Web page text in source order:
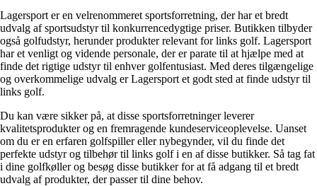
Lagersport er en velrenommeret sportsforretning, der har et bredt
udvalg af sportsudstyr til konkurrencedygtige priser. Butikken tilbyder
også golfudstyr, herunder produkter relevant for links golf. Lagersport
har et venligt og vidende personale, der er parate til at hjælpe med at
finde det rigtige udstyr til enhver golfentusiast. Med deres tilgængelige
og overkommelige udvalg er Lagersport et godt sted at finde udstyr til
links golf.
Du kan være sikker på, at disse sportsforretninger leverer
kvalitetsprodukter og en fremragende kundeserviceoplevelse. Uanset
om du er en erfaren golfspiller eller nybegynder, vil du finde det
perfekte udstyr og tilbehør til links golf i en af disse butikker. Så tag fat
i dine golfkøller og besøg disse butikker for at få adgang til et bredt
udvalg af produkter, der passer til dine behov.